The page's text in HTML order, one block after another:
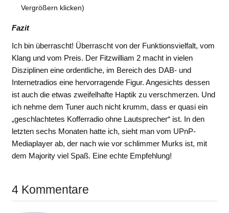
Vergrößern klicken)
Fazit
Ich bin überrascht! Überrascht von der Funktionsvielfalt, vom
Klang und vom Preis. Der Fitzwilliam 2 macht in vielen
Disziplinen eine ordentliche, im Bereich des DAB- und
Internetradios eine hervorragende Figur. Angesichts dessen
ist auch die etwas zweifelhafte Haptik zu verschmerzen. Und
ich nehme dem Tuner auch nicht krumm, dass er quasi ein
„geschlachtetes Kofferradio ohne Lautsprecher“ ist. In den
letzten sechs Monaten hatte ich, sieht man vom UPnP-
Mediaplayer ab, der nach wie vor schlimmer Murks ist, mit
dem Majority viel Spaß. Eine echte Empfehlung!
4 Kommentare